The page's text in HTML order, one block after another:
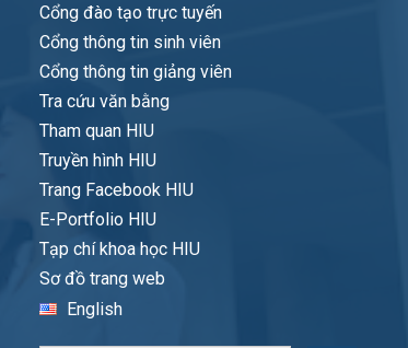
Cổng đào tạo trực tuyến
Cổng thông tin sinh viên
Cổng thông tin giảng viên
Tra cứu văn bằng
Tham quan HIU
Truyền hình HIU
Trang Facebook HIU
E-Portfolio HIU
Tạp chí khoa học HIU
Sơ đồ trang web
English